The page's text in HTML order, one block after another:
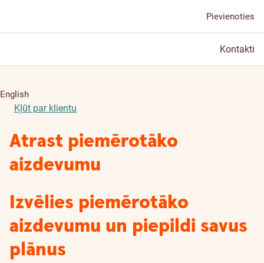
Pievienoties
Kontakti
English
Kļūt par klientu
Atrast piemērotāko
aizdevumu
Izvēlies piemērotāko
aizdevumu un piepildi savus
plānus